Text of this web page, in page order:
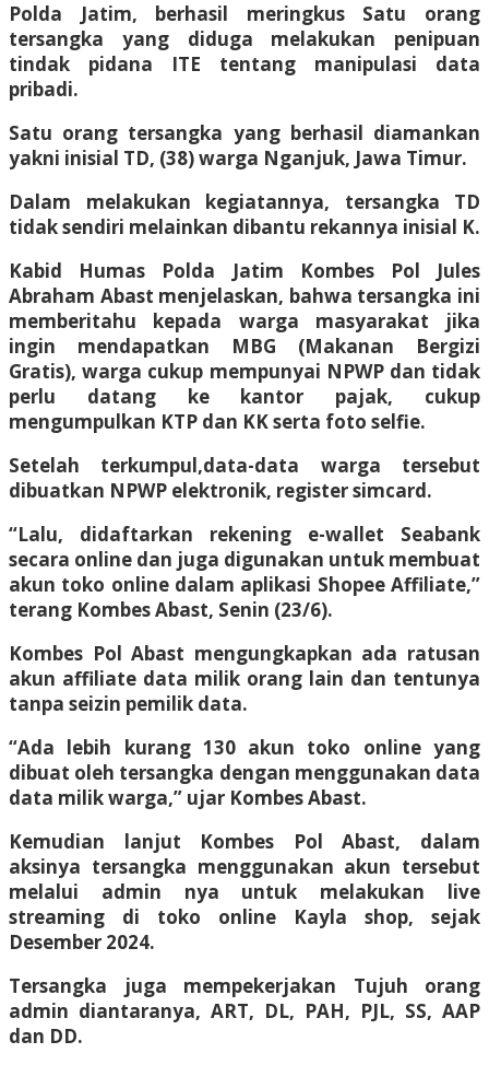
Polda Jatim, berhasil meringkus Satu orang
tersangka yang diduga melakukan penipuan
tindak pidana ITE tentang manipulasi data
pribadi.
Satu orang tersangka yang berhasil diamankan
yakni inisial TD, (38) warga Nganjuk, Jawa Timur.
Dalam melakukan kegiatannya, tersangka TD
tidak sendiri melainkan dibantu rekannya inisial K.
Kabid Humas Polda Jatim Kombes Pol Jules
Abraham Abast menjelaskan, bahwa tersangka ini
memberitahu kepada warga masyarakat jika
ingin mendapatkan MBG (Makanan Bergizi
Gratis), warga cukup mempunyai NPWP dan tidak
perlu datang ke kantor pajak, cukup
mengumpulkan KTP dan KK serta foto selfie.
Setelah terkumpul,data-data warga tersebut
dibuatkan NPWP elektronik, register simcard.
“Lalu, didaftarkan rekening e-wallet Seabank
secara online dan juga digunakan untuk membuat
akun toko online dalam aplikasi Shopee Affiliate,”
terang Kombes Abast, Senin (23/6).
Kombes Pol Abast mengungkapkan ada ratusan
akun affiliate data milik orang lain dan tentunya
tanpa seizin pemilik data.
“Ada lebih kurang 130 akun toko online yang
dibuat oleh tersangka dengan menggunakan data
data milik warga,” ujar Kombes Abast.
Kemudian lanjut Kombes Pol Abast, dalam
aksinya tersangka menggunakan akun tersebut
melalui admin nya untuk melakukan live
streaming di toko online Kayla shop, sejak
Desember 2024.
Tersangka juga mempekerjakan Tujuh orang
admin diantaranya, ART, DL, PAH, PJL, SS, AAP
dan DD.